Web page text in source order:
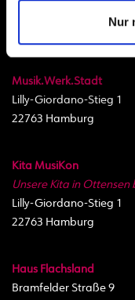
Nur
Musik.Werk.Stadt
Lilly-Giordano-Stieg 1
22763 Hamburg
Kita MusiKon
Unsere Kita in
Lilly-Giordano-Stieg 1
22763 Hamburg
Haus Flachsland
Bramfelder Straße 9